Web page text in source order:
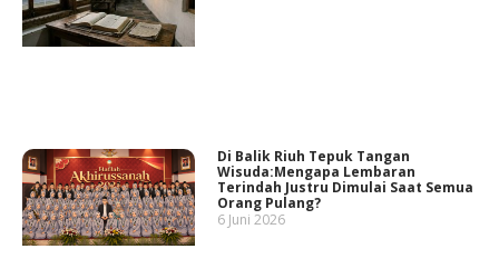
Di Balik Riuh Tepuk Tangan
Wisuda:Mengapa Lembaran
Terindah Justru Dimulai Saat Semua
Orang Pulang?
6 Juni 2026